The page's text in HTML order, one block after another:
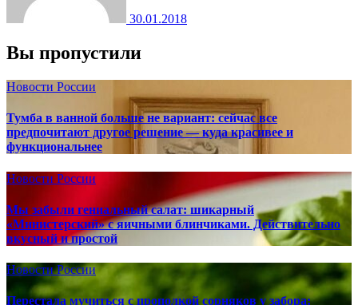
30.01.2018
Вы пропустили
Новости России
Тумба в ванной больше не вариант: сейчас все
предпочитают другое решение — куда красивее и
функциональнее
Новости России
Мы забыли гениальный салат: шикарный
«Министерский» с яичными блинчиками. Действительно
вкусный и простой
Новости России
Перестала мучиться с прополкой сорняков у забора: